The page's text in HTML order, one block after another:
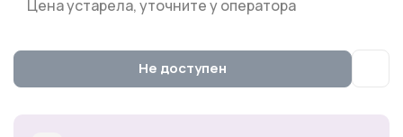
Цена устарела, уточните у оператора
Не доступен